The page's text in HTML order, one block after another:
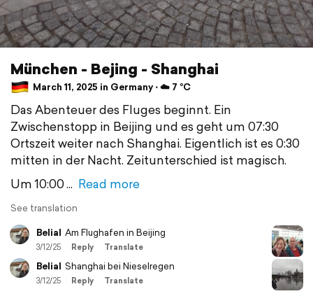
München - Bejing - Shanghai
March 11, 2025 in Germany ⋅ ☁️ 7 °C
Das Abenteuer des Fluges beginnt. Ein
Zwischenstopp in Beijing und es geht um 07:30
Ortszeit weiter nach Shanghai. Eigentlich ist es 0:30
mitten in der Nacht. Zeitunterschied ist magisch.
Um 10:00
Read more
See translation
Belial Am Flughafen in Beijing
3/12/25 Reply Translate
Belial Shanghai bei Nieselregen
3/12/25 Reply Translate